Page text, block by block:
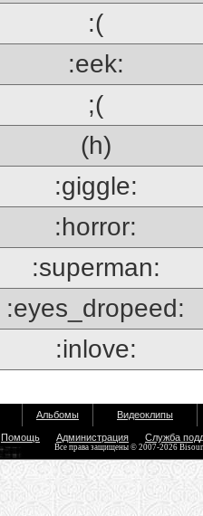
:(
:eek:
;(
(h)
:giggle:
:horror:
:superman:
:eyes_dropeed:
:inlove:
Альбомы Видеоклипы
Помощь Администрация Служба
Все права защищены © 2007-2026